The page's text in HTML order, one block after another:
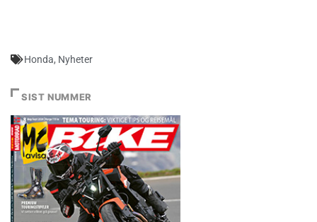
Honda, Nyheter
SIST NUMMER